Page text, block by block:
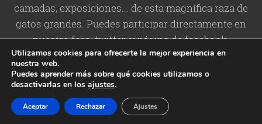
camadas, exposiciones... de esta magnífica raza de
gatos grandes. Puedes participar directamente en
nuestro foro, twitter, y página de facebook.
Coon España
Privacidad
Utilizamos cookies para ofrecerte la mejor experiencia en
nuestra web.
Puedes aprender más sobre qué cookies utilizamos o
desactivarlas en los ajustes.
Aceptar Rechazar Ajustes